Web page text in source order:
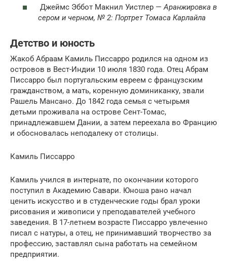
Джеймс Эббот Макнил Уистлер —Аранжировка в
сером и черном, № 2: Портрет Томаса Карлайла
Детство и юность
Жакоб Абраам Камиль Писсарро родился на одном из
островов в Вест-Индии 10 июля 1830 года. Отец Абрам
Писсарро был португальским евреем с французским
гражданством, а мать, коренную доминиканку, звали
Рашель Мансано. До 1842 года семья с четырьмя
детьми проживала на острове Сент-Томас,
принадлежавшем Дании, а затем переехала во Францию
и обосновалась неподалеку от столицы.
Камиль Писсарро
Камиль учился в интернате, по окончании которого
поступил в Академию Савари. Юноша рано начал
ценить искусство и в студенческие годы брал уроки
рисования и живописи у преподавателей учебного
заведения. В 17-летнем возрасте Писсарро увлеченно
писал с натуры, а отец, не принимавший творчество за
профессию, заставлял сына работать на семейном
предприятии.